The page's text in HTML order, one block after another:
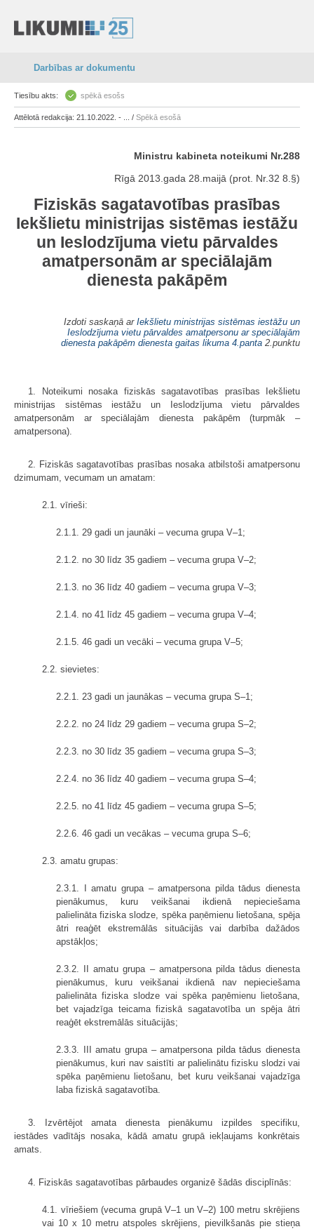
Darbības ar dokumentu
Tiesību akts: spēkā esošs
Attēlotā redakcija: 21.10.2022. - ... / Spēkā esošā
Ministru kabineta noteikumi Nr.288
Rīgā 2013.gada 28.maijā (prot. Nr.32 8.§)
Fiziskās sagatavotības prasības
Iekšlietu ministrijas sistēmas iestāžu
un Ieslodzījuma vietu pārvaldes
amatpersonām ar speciālajām
dienesta pakāpēm
Izdoti saskaņā ar Iekšlietu ministrijas sistēmas iestāžu un
Ieslodzījuma vietu pārvaldes amatpersonu ar speciālajām
dienesta pakāpēm dienesta gaitas likuma 4.panta 2.punktu
1. Noteikumi nosaka fiziskās sagatavotības prasības Iekšlietu
ministrijas sistēmas iestāžu un Ieslodzījuma vietu pārvaldes
amatpersonām ar speciālajām dienesta pakāpēm (turpmāk –
amatpersona).
2. Fiziskās sagatavotības prasības nosaka atbilstoši amatpersonu
dzimumam, vecumam un amatam:
2.1. vīrieši:
2.1.1. 29 gadi un jaunāki – vecuma grupa V–1;
2.1.2. no 30 līdz 35 gadiem – vecuma grupa V–2;
2.1.3. no 36 līdz 40 gadiem – vecuma grupa V–3;
2.1.4. no 41 līdz 45 gadiem – vecuma grupa V–4;
2.1.5. 46 gadi un vecāki – vecuma grupa V–5;
2.2. sievietes:
2.2.1. 23 gadi un jaunākas – vecuma grupa S–1;
2.2.2. no 24 līdz 29 gadiem – vecuma grupa S–2;
2.2.3. no 30 līdz 35 gadiem – vecuma grupa S–3;
2.2.4. no 36 līdz 40 gadiem – vecuma grupa S–4;
2.2.5. no 41 līdz 45 gadiem – vecuma grupa S–5;
2.2.6. 46 gadi un vecākas – vecuma grupa S–6;
2.3. amatu grupas:
2.3.1. I amatu grupa – amatpersona pilda tādus dienesta
pienākumus, kuru veikšanai ikdienā nepieciešama
palielināta fiziska slodze, spēka paņēmienu lietošana, spēja
ātri reaģēt ekstremālās situācijās vai darbība dažādos
apstākļos;
2.3.2. II amatu grupa – amatpersona pilda tādus dienesta
pienākumus, kuru veikšanai ikdienā nav nepieciešama
palielināta fiziska slodze vai spēka paņēmienu lietošana,
bet vajadzīga teicama fiziskā sagatavotība un spēja ātri
reaģēt ekstremālās situācijās;
2.3.3. III amatu grupa – amatpersona pilda tādus dienesta
pienākumus, kuri nav saistīti ar palielinātu fizisku slodzi vai
spēka paņēmienu lietošanu, bet kuru veikšanai vajadzīga
laba fiziskā sagatavotība.
3. Izvērtējot amata dienesta pienākumu izpildes specifiku,
iestādes vadītājs nosaka, kādā amatu grupā iekļaujams konkrētais
amats.
4. Fiziskās sagatavotības pārbaudes organizē šādās disciplīnās:
4.1. vīriešiem (vecuma grupā V–1 un V–2) 100 metru skrējiens
vai 10 x 10 metru atspoles skrējiens, pievilkšanās pie stieņa